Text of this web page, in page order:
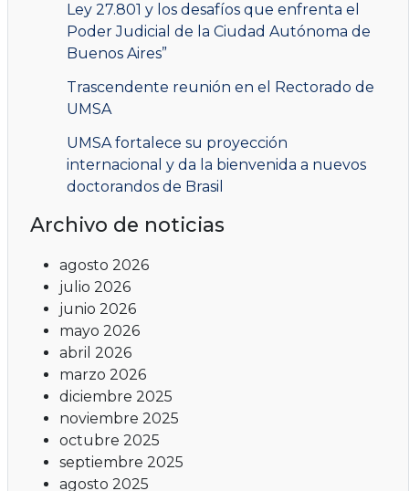
Ley 27.801 y los desafíos que enfrenta el
Poder Judicial de la Ciudad Autónoma de
Buenos Aires”
Trascendente reunión en el Rectorado de
UMSA
UMSA fortalece su proyección
internacional y da la bienvenida a nuevos
doctorandos de Brasil
Archivo de noticias
agosto 2026
julio 2026
junio 2026
mayo 2026
abril 2026
marzo 2026
diciembre 2025
noviembre 2025
octubre 2025
septiembre 2025
agosto 2025